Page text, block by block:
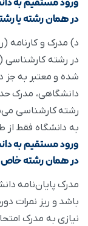
در همان رشته یا
د) مدرک و کارنامه
در رشته کارشناسی
شده و معتبر به جز
دانشگاهی، مدرک
رشته کارشناسی
به دانشگاه فقط از
ورود مستقیم به
در همان رشته
مدرک پایان‌نامه
باشد و ریز نمرات
نیازی به مدرک